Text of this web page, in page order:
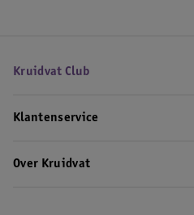
Kruidvat Club
Klantenservice
Over Kruidvat